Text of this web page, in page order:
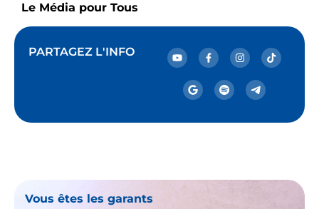
Le Média pour Tous
PARTAGEZ L'INFO
Vous êtes les garants